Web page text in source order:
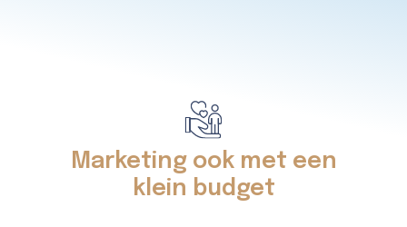
Marketing ook met een
klein budget